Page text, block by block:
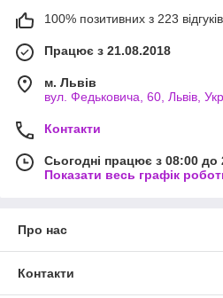
100% позитивних з 223
Працює з 21.08.2018
м. Львів
вул. Федьковича, 60, Львів,
Контакти
Сьогодні працює з 08:00 до
Показати весь графік
Про нас
Контакти